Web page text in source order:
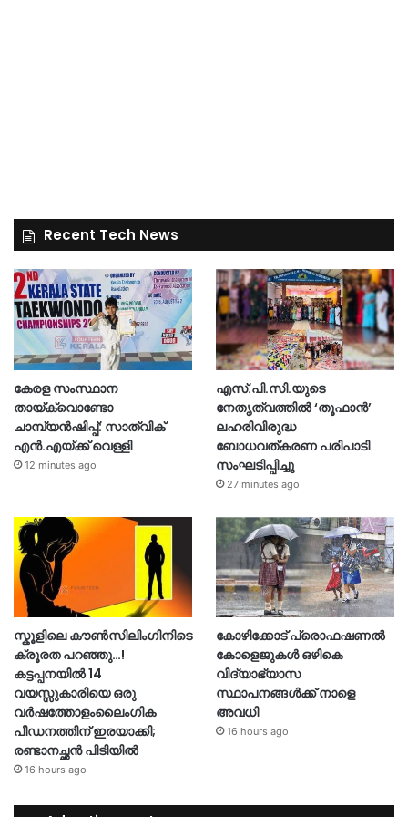
Recent Tech News
കേരള സംസ്ഥാന
തായ്‌ക്വൊണ്ടോ
ചാമ്പ്യൻഷിപ്പ്: സാത്വിക്
എൻ.എയ്ക്ക് വെള്ളി
12 minutes ago
എസ്.പി.സി.യുടെ
നേതൃത്വത്തിൽ ‘തൂഫാൻ’
ലഹരിവിരുദ്ധ
ബോധവത്കരണ പരിപാടി
സംഘടിപ്പിച്ചു
27 minutes ago
സ്കൂളിലെ കൗൺസിലിംഗിനിടെ
ക്രൂരത പറഞ്ഞു…!
കട്ടപ്പനയിൽ 14
വയസ്സുകാരിയെ ഒരു
വർഷത്തോളംലൈംഗിക
പീഡനത്തിന് ഇരയാക്കി;
രണ്ടാനച്ഛൻ പിടിയിൽ
16 hours ago
കോഴിക്കോട് പ്രൊഫഷണൽ
കോളെജുകൾ ഒഴികെ
വിദ്യാഭ്യാസ
സ്ഥാപനങ്ങൾക്ക് നാളെ
അവധി
16 hours ago